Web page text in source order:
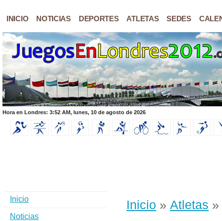
INICIO NOTICIAS DEPORTES ATLETAS SEDES
Hora en Londres: 3:52 AM, lunes, 10 de agosto de 2026
Inicio » Atletas »
Inicio
Noticias